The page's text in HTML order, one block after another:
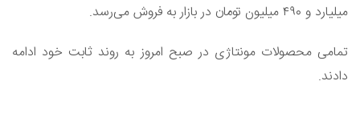
میلیارد و ۴۹۰ میلیون تومان در بازار به فروش می‌رسد.
تمامی محصولات مونتاژی در صبح امروز به روند ثابت خود ادامه
دادند.